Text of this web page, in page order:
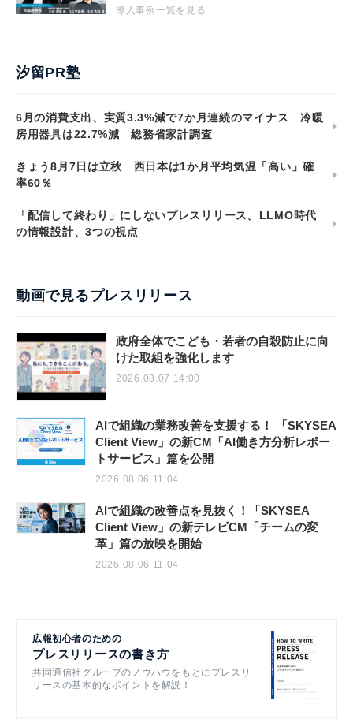
導入事例一覧を見る
汐留PR塾
6月の消費支出、実質3.3%減で7か月連続のマイナス 冷暖
房用器具は22.7%減 総務省家計調査
きょう8月7日は立秋 西日本は1か月平均気温「高い」確
率60％
「配信して終わり」にしないプレスリリース。LLMO時代
の情報設計、3つの視点
動画で見るプレスリリース
政府全体でこども・若者の自殺防止に向
けた取組を強化します
2026.08.07 14:00
AIで組織の業務改善を支援する！ 「SKYSEA
Client View」の新CM「AI働き方分析レポー
トサービス」篇を公開
2026.08.06 11:04
AIで組織の改善点を見抜く！「SKYSEA
Client View」の新テレビCM「チームの変
革」篇の放映を開始
2026.08.06 11:04
広報初心者のための
プレスリリースの書き方
共同通信社グループのノウハウをもとにプレスリ
リースの基本的なポイントを解説！